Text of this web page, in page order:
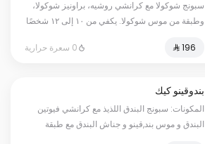
سبونج شوكولا مع كرانشي روشيه، براونيز شوكولا،
وطبقة من موس شوكولا. يكفي من ١٠ إلى ١٢ شخصًا
0 سعرة حرارية
بندوقينو كيك
المكونات: سبونج البندق اللذيذ مع كرانشي فيوتين
البندق و موس بند,قينو و جناش البندق مع طبقة